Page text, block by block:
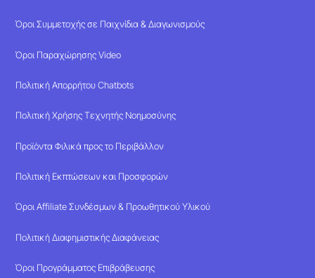
Όροι Συμμετοχής σε Παιχνίδια & Διαγωνισμούς
Όροι Παραχώρησης Video
Πολιτική Απορρήτου Chatbots
Πολιτική Χρήσης Τεχνητής Νοημοσύνης
Προϊόντα Φιλικά προς το Περιβάλλον
Πολιτική Εκπτώσεων και Προσφορών
Όροι Affiliate Συνδέσμων & Προωθητικού Υλικού
Πολιτική Διαφημιστικής Διαφάνειας
Όροι Προγράμματος Επιβράβευσης